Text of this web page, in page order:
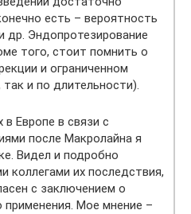
есть – вероятность
др. Эндопротезирование
того, стоит помнить о
и ограниченном
и по длительности).
Европе в связи с
после Макролайна я
Видел и подробно
коллегами их последствия,
с заключением о
применения. Мое мнение –